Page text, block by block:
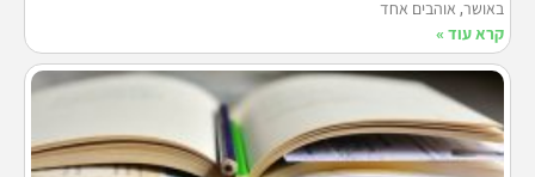
באושר, אוהבים אחד
קרא עוד »